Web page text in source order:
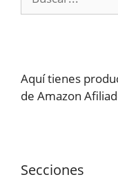
Aquí tienes
de Amazon
Secciones